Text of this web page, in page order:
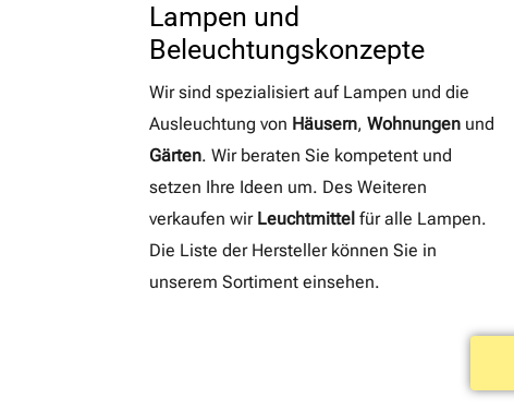
Lampen und
Beleuchtungskonzepte
Wir sind spezialisiert auf Lampen und die
Ausleuchtung von Häusern, Wohnungen und
Gärten. Wir beraten Sie kompetent und
setzen Ihre Ideen um. Des Weiteren
verkaufen wir Leuchtmittel für alle Lampen.
Die Liste der Hersteller können Sie in
unserem Sortiment einsehen.